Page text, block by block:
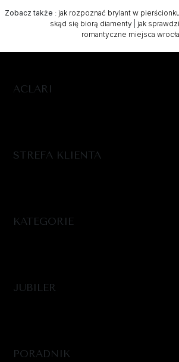
Zobacz także : jak rozpoznać brylant w pierścionku
skąd się biorą diamenty| jak
romantyczne miejsca
ACLARI
STREFA KLIENTA
KATEGORIE
JUBILER
PORADNIK